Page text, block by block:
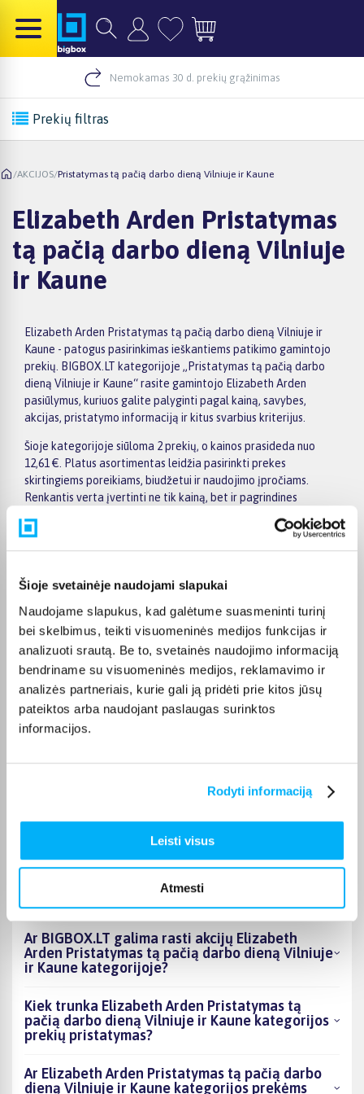
Šioje svetainėje naudojami slapukai
Naudojame slapukus, kad galėtume suasmeninti turinį
bei skelbimus, teikti visuomeninės medijos funkcijas ir
analizuoti srautą. Be to, svetainės naudojimo informaciją
bendriname su visuomeninės medijos, reklamavimo ir
analizės partneriais, kurie gali ją pridėti prie kitos jūsų
pateiktos arba naudojant paslaugas surinktos
informacijos.
Rodyti informaciją
Leisti visus
Atmesti
Nemokamas 30 d. prekių grąžinimas
Prekių filtras
/AKCIJOS/Pristatymas tą pačią darbo dieną Vilniuje ir Kaune
Elizabeth Arden Pristatymas
tą pačią darbo dieną Vilniuje
ir Kaune
Elizabeth Arden Pristatymas tą pačią darbo dieną Vilniuje ir
Kaune - patogus pasirinkimas ieškantiems patikimo gamintojo
prekių. BIGBOX.LT kategorijoje „Pristatymas tą pačią darbo
dieną Vilniuje ir Kaune“ rasite gamintojo Elizabeth Arden
pasiūlymus, kuriuos galite palyginti pagal kainą, savybes,
akcijas, pristatymo informaciją ir kitus svarbius kriterijus.
Šioje kategorijoje siūloma 2 prekių, o kainos prasideda nuo
12,61 €. Platus asortimentas leidžia pasirinkti prekes
skirtingiems poreikiams, biudžetui ir naudojimo įpročiams.
Renkantis verta įvertinti ne tik kainą, bet ir pagrindines
taikomus specialius pasiūlymus.
pasiūlymus ir patogiai palyginti Elizabeth Arden prekes
tarpusavyje. Atsižvelkite į jums svarbiausius kriterijus,
pristatymo informaciją ir prekės aprašymą, kad galėtumėte
priimti patogų ir apgalvotą sprendimą.
Palyginkite Elizabeth Arden prekes BIGBOX.LT ir išsirinkite
tinkamiausią variantą internetu.
DUK
Kokie Elizabeth Arden Pristatymas tą pačią
darbo dieną Vilniuje ir Kaune kategorijoje
esantys produktai šiuo metu populiariausi?
Kiek prekių yra Elizabeth Arden Pristatymas tą
pačią darbo dieną Vilniuje ir Kaune kategorijos
Ar BIGBOX.LT galima rasti akcijų Elizabeth
Arden Pristatymas tą pačią darbo dieną Vilniuje
ir Kaune kategorijoje?
Kiek trunka Elizabeth Arden Pristatymas tą
pačią darbo dieną Vilniuje ir Kaune kategorijos
prekių pristatymas?
Ar Elizabeth Arden Pristatymas tą pačią darbo
dieną Vilniuje ir Kaune kategorijos prekėms